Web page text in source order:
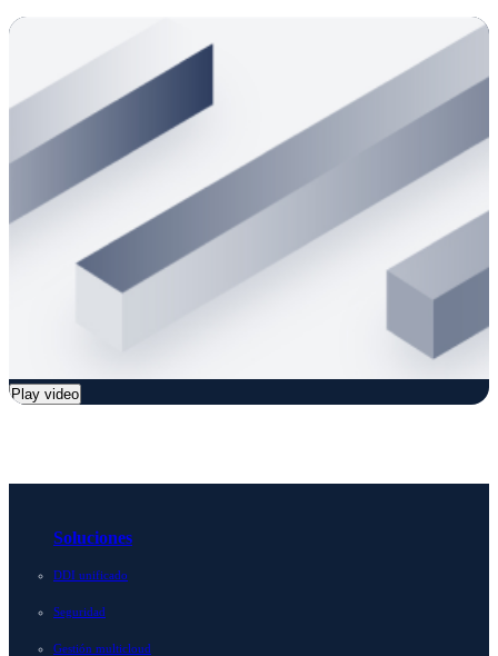
Play video
Soluciones
DDI unificado
Seguridad
Gestión multicloud